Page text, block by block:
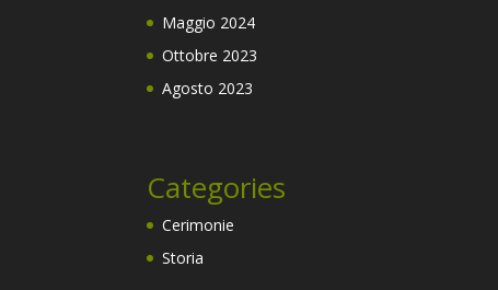
Maggio 2024
Ottobre 2023
Agosto 2023
Categories
Cerimonie
Storia